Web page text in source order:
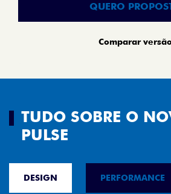
QUERO
Comparar
TUDO SOBRE O
PULSE
DESIGN PERFORMANCE